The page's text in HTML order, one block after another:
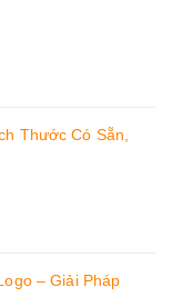
Thước Có Sẵn,
– Giải Pháp